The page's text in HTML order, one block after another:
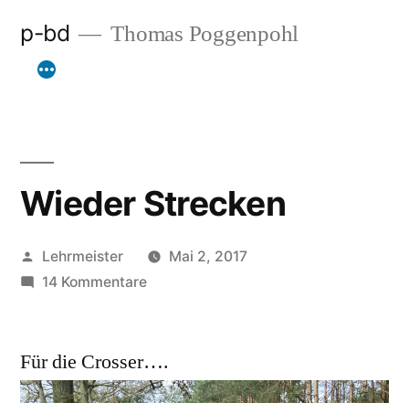
Inhalt
p-bd Thomas Poggenpohl
Wieder Strecken
Veröffentlicht
von
Lehrmeister
Mai 2, 2017
14 Kommentarezu
Für die Crosser….